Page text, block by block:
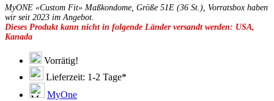
49D
49E
49F
49G
51C
51D
51F
51G
51H
MyONE «Custom Fit» Maßkondome, Größe 51E (36 St.), Vorratsbox haben
wir seit 2023 im Angebot.
Dieses Produkt kann nicht in folgende Länder versandt werden: USA,
Kanada
Vorrätig!
Lieferzeit: 1-2 Tage*
MyOne